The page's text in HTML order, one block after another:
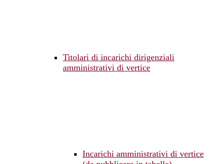
Titolari di incarichi dirigenziali
amministrativi di vertice
Incarichi amministrativi di vertice